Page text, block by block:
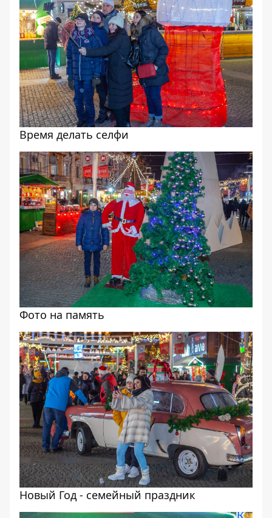
Время делать селфи
Фото на память
Новый Год - семейный праздник